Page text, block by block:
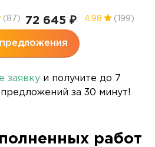
(87) 72 645 ₽ 4.98 (199)
заявкуи получите до 7
за 30 минут!
работ